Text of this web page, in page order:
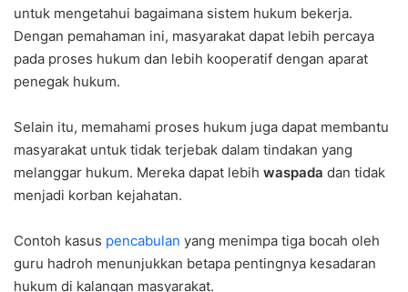
untuk mengetahui bagaimana sistem hukum bekerja.
Dengan pemahaman ini, masyarakat dapat lebih percaya
pada proses hukum dan lebih kooperatif dengan aparat
penegak hukum.
Selain itu, memahami proses hukum juga dapat membantu
masyarakat untuk tidak terjebak dalam tindakan yang
melanggar hukum. Mereka dapat lebih waspada dan tidak
menjadi korban kejahatan.
Contoh kasus pencabulan yang menimpa tiga bocah oleh
guru hadroh menunjukkan betapa pentingnya kesadaran
hukum di kalangan masyarakat.